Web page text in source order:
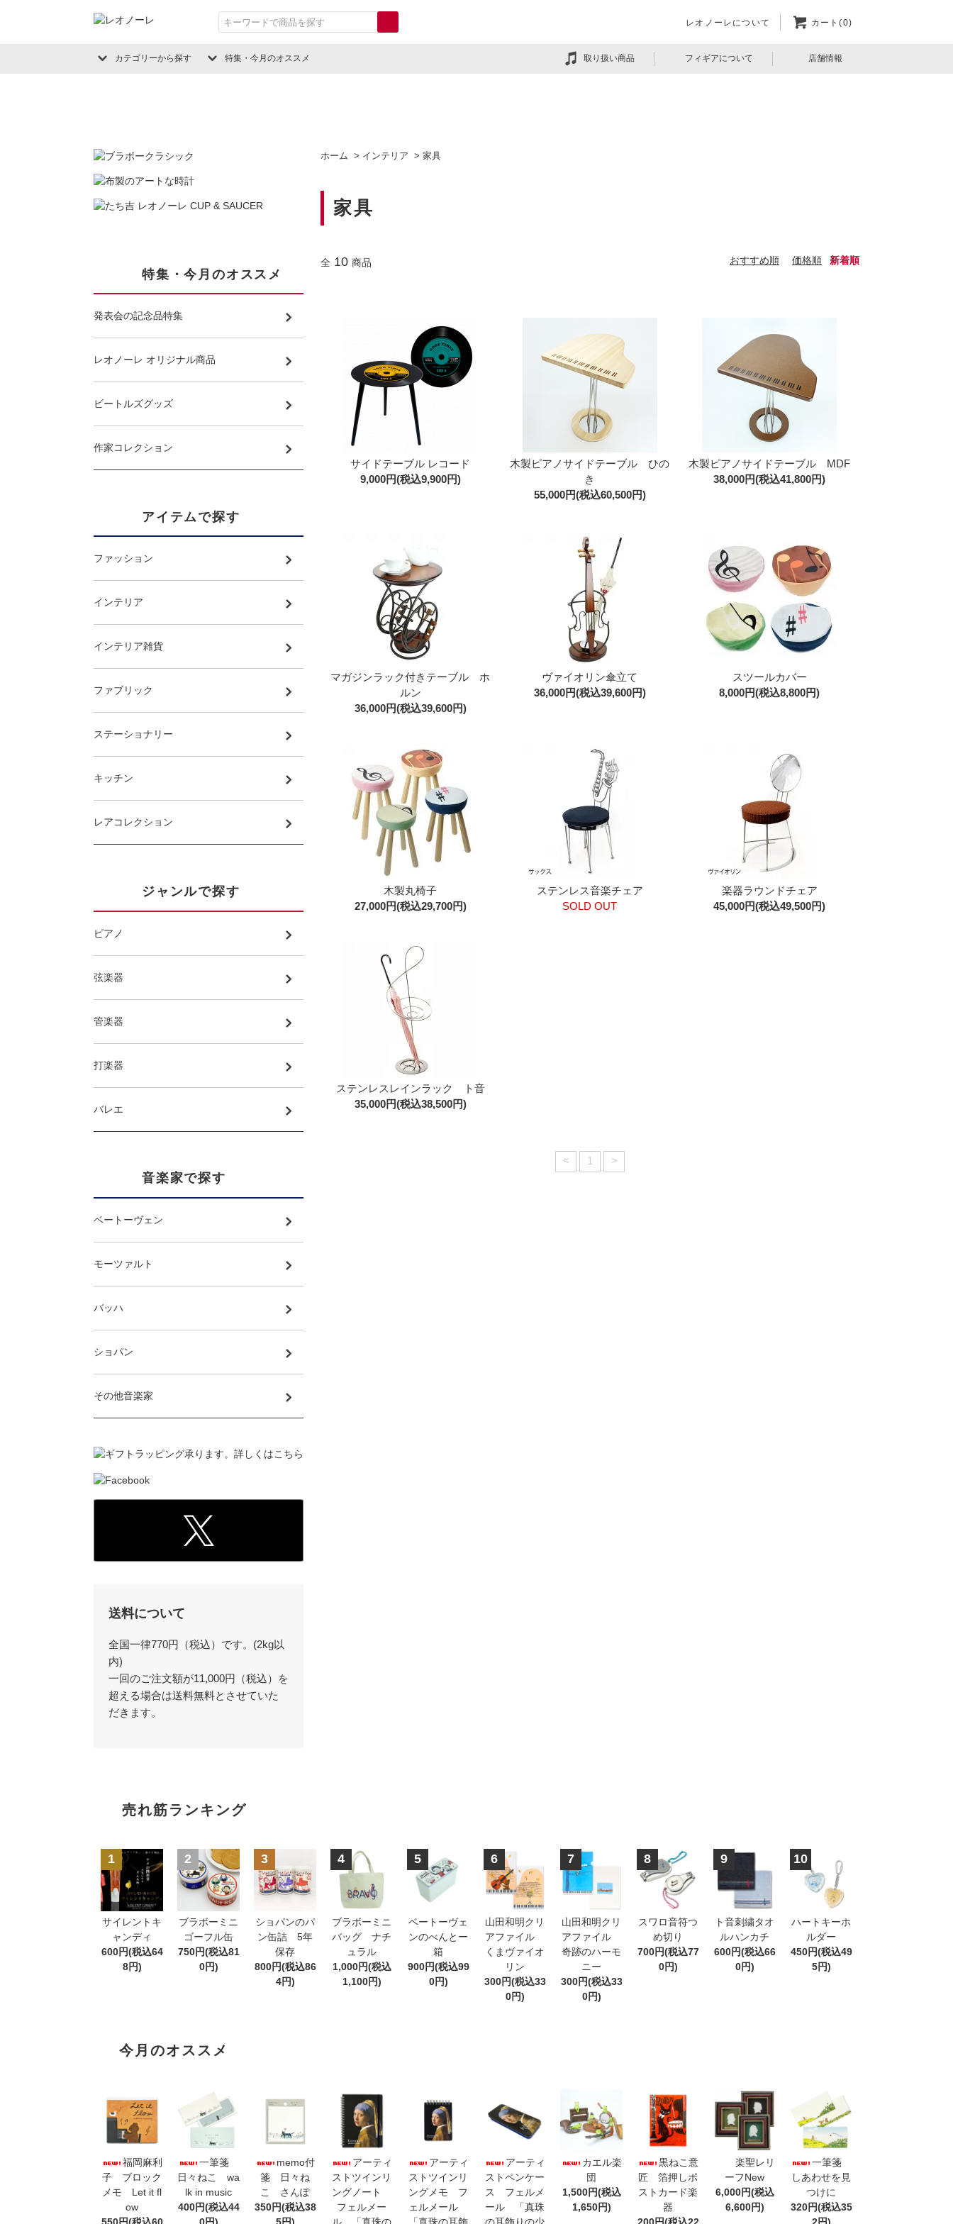
レオノーレについて カート(0)
カテゴリーから探す 特集・今月のオススメ 取り扱い商品 フィギアについて 店舗情報
ホーム > インテリア > 家具
家具
全 10 商品 おすすめ順 価格順 新着順
サイドテーブル レコード
9,000円(税込9,900円)
木製ピアノサイドテーブル ひの
き
55,000円(税込60,500円)
木製ピアノサイドテーブル MDF
38,000円(税込41,800円)
マガジンラック付きテーブル ホ
ルン
36,000円(税込39,600円)
ヴァイオリン傘立て
36,000円(税込39,600円)
スツールカバー
8,000円(税込8,800円)
木製丸椅子
27,000円(税込29,700円)
ステンレス音楽チェア
SOLD OUT
楽器ラウンドチェア
45,000円(税込49,500円)
ステンレスレインラック ト音
35,000円(税込38,500円)
< 1 >
特集・今月のオススメ
発表会の記念品特集
レオノーレ オリジナル商品
ビートルズグッズ
作家コレクション
アイテムで探す
ファッション
インテリア
インテリア雑貨
ファブリック
ステーショナリー
キッチン
レアコレクション
ジャンルで探す
ピアノ
弦楽器
管楽器
打楽器
バレエ
音楽家で探す
ベートーヴェン
モーツァルト
バッハ
ショパン
その他音楽家
送料について
全国一律770円（税込）です。(2kg以
内)
一回のご注文額が11,000円（税込）を
超える場合は送料無料とさせていた
だきます。
売れ筋ランキング
1
サイレントキ
ャンディ
600円(税込64
8円)
2
ブラボーミニ
ゴーフル缶
750円(税込81
0円)
3
ショパンのパ
ン缶詰 5年
保存
800円(税込86
4円)
4
ブラボーミニ
バッグ ナチ
ュラル
1,000円(税込
1,100円)
5
ベートーヴェ
ンのべんとー
箱
900円(税込99
0円)
6
山田和明クリ
アファイル
くまヴァイオ
リン
300円(税込33
0円)
7
山田和明クリ
アファイル
奇跡のハーモ
ニー
300円(税込33
0円)
8
スワロ音符つ
め切り
700円(税込77
0円)
9
ト音刺繍タオ
ルハンカチ
600円(税込66
0円)
10
ハートキーホ
ルダー
450円(税込49
5円)
今月のオススメ
福岡麻利
子 ブロック
メモ Let it fl
ow
550円(税込60
一筆箋
日々ねこ wa
lk in music
400円(税込44
0円)
memo付
箋 日々ね
こ さんぽ
350円(税込38
5円)
アーティ
ストツインリ
ングノート
フェルメー
ル 「真珠の
アーティ
ストツインリ
ングメモ フ
ェルメール
「真珠の耳飾
アーティ
ストペンケー
ス フェルメ
ール 「真珠
の耳飾りの少
カエル楽
団
1,500円(税込
1,650円)
黒ねこ意
匠 箔押しポ
ストカード楽
器
200円(税込22
楽聖レリ
ーフNew
6,000円(税込
6,600円)
一筆箋
しあわせを見
つけに
320円(税込35
2円)